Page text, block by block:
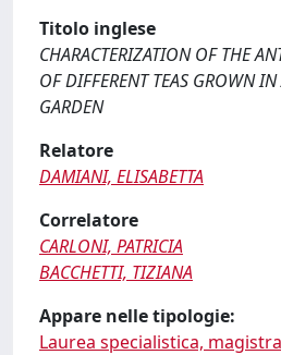
Titolo inglese
CHARACTERIZATION OF THE
OF DIFFERENT TEAS GROWN
GARDEN
Relatore
DAMIANI, ELISABETTA
Correlatore
CARLONI, PATRICIA
BACCHETTI, TIZIANA
Appare nelle tipologie:
Laurea specialistica,